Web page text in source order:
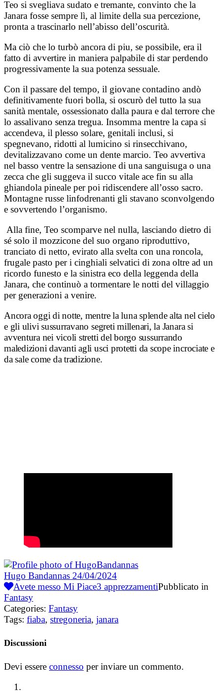
Teo si svegliava sudato e tremante, convinto che la
Janara fosse sempre lì, al limite della sua percezione,
pronta a trascinarlo nell’abisso dell’oscurità.
Ma ciò che lo turbò ancora di piu, se possibile, era il
fatto di avvertire in maniera palpabile di star perdendo
progressivamente la sua potenza sessuale.
Con il passare del tempo, il giovane contadino andò
definitivamente fuori bolla, si oscurò del tutto la sua
sanità mentale, ossessionato dalla paura e dal terrore che
lo assalivano senza tregua. Insomma mentre la capa si
accendeva, il plesso solare, genitali inclusi, si
spegnevano, ridotti al lumicino si rinsecchivano,
devitalizzavano come un dente marcio. Teo avvertiva
nel basso ventre la sensazione di una sanguisuga o una
zecca che gli suggeva il succo vitale ace fin su alla
ghiandola pineale per poi ridiscendere all’osso sacro.
Montagne russe linfodrenanti gli stavano sconvolgendo
e sovvertendo l’organismo.
Alla fine, Teo scomparve nel nulla, lasciando dietro di
sé solo il mozzicone del suo organo riproduttivo,
tranciato di netto, evirato alla svelta con una roncola,
frugale pasto per i cinghiali selvatici di zona oltre ad un
ricordo funesto e la sinistra eco della leggenda della
Janara, che continuò a tormentare le notti del villaggio
per generazioni a venire.
Ancora oggi di notte, mentre la luna splende alta nel cielo
e gli ulivi sussurravano segreti millenari, la Janara si
avventura nei vicoli stretti del borgo sussurrando
maledizioni davanti agli usci protetti da scope incrociate e
da sale come da tradizione.
Hugo Bandannas 24/04/2024
Avete messo Mi Piace3 apprezzamentiPubblicato in
Fantasy
Categories: Fantasy
Tags: fiaba, stregoneria, janara
Discussioni
Devi essere connesso per inviare un commento.